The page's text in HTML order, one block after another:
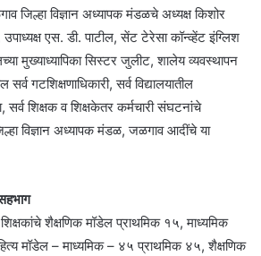
जिल्हा विज्ञान अध्यापक मंडळचे अध्यक्ष किशोर
एस. डी. पाटील, सेंट टेरेसा कॉन्व्हेंट इंग्लिश
मुख्याध्यापिका सिस्टर जुलीट, शालेय व्यवस्थापन
सर्व गटशिक्षणाधिकारी, सर्व विद्यालयातील
सर्व शिक्षक व शिक्षकेतर कर्मचारी संघटनांचे
विज्ञान अध्यापक मंडळ, जळगाव आदींचे या
शिक्षकांचे शैक्षणिक मॉडेल प्राथमिक १५, माध्यमिक
मॉडेल – माध्यमिक – ४५ प्राथमिक ४५, शैक्षणिक